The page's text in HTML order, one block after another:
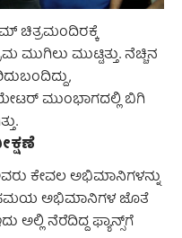
ಚಿತ್ರಮಂದಿರಕ್ಕೆ
ಮುಗಿಲು ಮುಟ್ಟಿತ್ತು. ನೆಚ್ಚಿನ
ಮುಂಭಾಗದಲ್ಲಿ ಬಿಗಿ
ಕೇವಲ ಅಭಿಮಾನಿಗಳನ್ನು
ಸಮಯ ಅಭಿಮಾನಿಗಳ ಜೊತೆ
ಅಲ್ಲಿ ನೆರೆದಿದ್ದ ಫ್ಯಾನ್ಸ್‌ಗೆ